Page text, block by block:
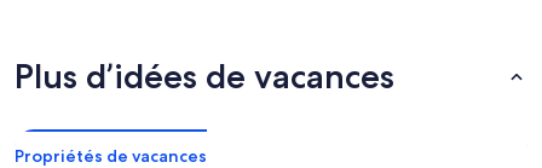
Plus d’idées de vacances
Propriétés de vacances